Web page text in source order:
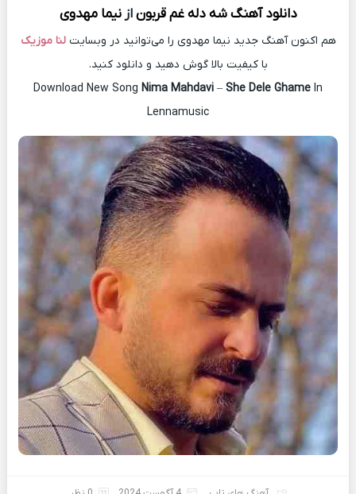
دانلود آهنگ شه دله غم قربونازنیما مهدوی
هم اکنون آهنگ جدید نیما مهدوی را می‌توانید در وبسایتلنا موزیک
با کیفیت بالا گوش دهید و دانلود کنید.
Download New Song Nima Mahdavi – She Dele Ghame In
Lennamusic